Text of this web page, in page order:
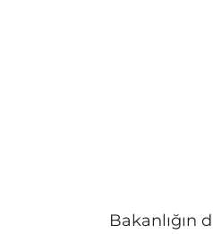
Bakanlığın